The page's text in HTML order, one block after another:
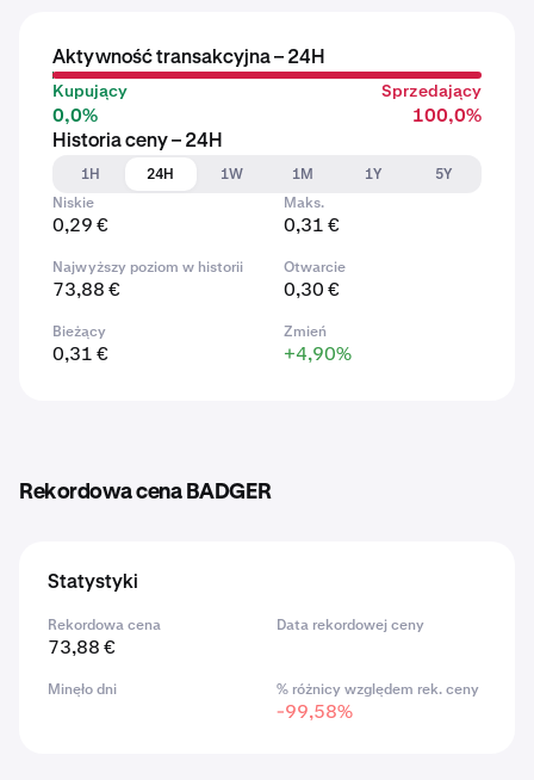
Aktywność transakcyjna – 24H
Kupujący
0,0%
Sprzedający
100,0%
Historia ceny – 24H
1H
24H 1W 1M 1Y
5Y
Niskie
0,29 €
Maks.
0,31 €
Najwyższy poziom w historii
73,88 €
Otwarcie
0,30 €
Bieżący
0,31 €
Zmień
+4,90%
Rekordowa cena BADGER
Statystyki
Rekordowa cena
73,88 €
Data rekordowej ceny
Minęło dni % różnicy względem rek. ceny
-99,58%